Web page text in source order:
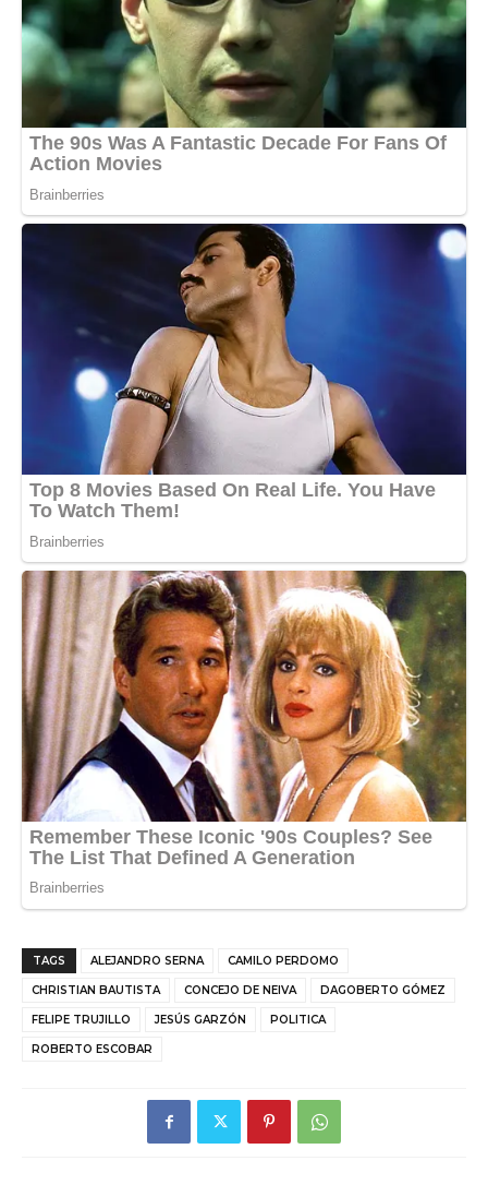
TAGS ALEJANDRO SERNA CAMILO PERDOMO
CHRISTIAN BAUTISTA CONCEJO DE NEIVA DAGOBERTO GÓMEZ
FELIPE TRUJILLO JESÚS GARZÓN POLITICA
ROBERTO ESCOBAR